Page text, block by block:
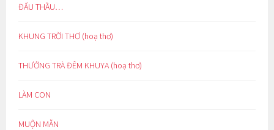
ĐẤU THẦU…
KHUNG TRỜI THƠ (hoạ thơ)
THƯỞNG TRÀ ĐÊM KHUYA (hoạ thơ)
LÀM CON
MUỘN MẰN